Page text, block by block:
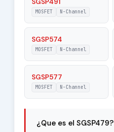
MOSFET N-Channel
SGSP574
MOSFET N-Channel
SGSP577
MOSFET N-Channel
¿Que es el SGSP479?